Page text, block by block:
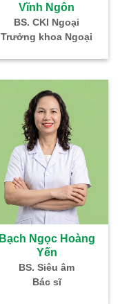
Vĩnh Ngôn
BS. CKI Ngoại
Trưởng khoa Ngoại
Bạch Ngọc Hoàng
Yến
BS. Siêu âm
Bác sĩ